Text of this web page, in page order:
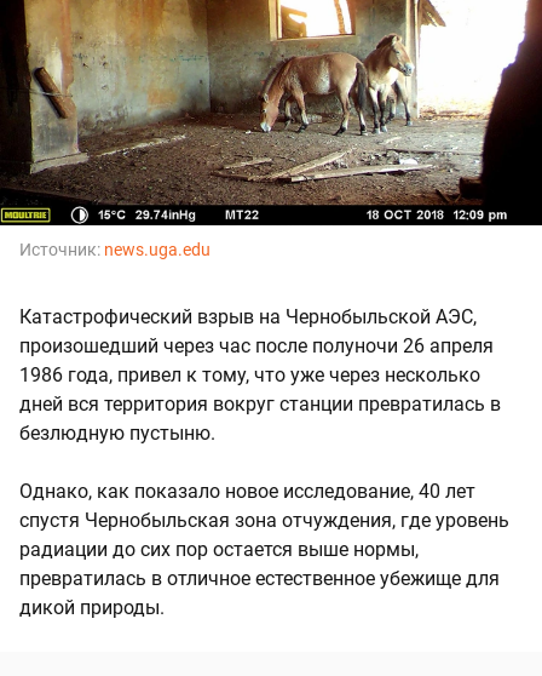
Источник: news.uga.edu
Катастрофический взрыв на Чернобыльской АЭС,
произошедший через час после полуночи 26 апреля
1986 года, привел к тому, что уже через несколько
дней вся территория вокруг станции превратилась в
безлюдную пустыню.
Однако, как показало новое исследование, 40 лет
спустя Чернобыльская зона отчуждения, где уровень
радиации до сих пор остается выше нормы,
превратилась в отличное естественное убежище для
дикой природы.